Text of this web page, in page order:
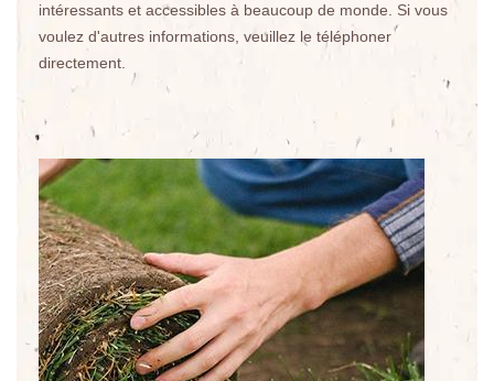
intéressants et accessibles à beaucoup de monde. Si vous
voulez d'autres informations, veuillez le téléphoner
directement.